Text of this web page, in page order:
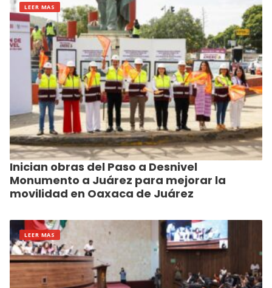
LEER MAS
Inician obras del Paso a Desnivel
Monumento a Juárez para mejorar la
movilidad en Oaxaca de Juárez
LEER MAS